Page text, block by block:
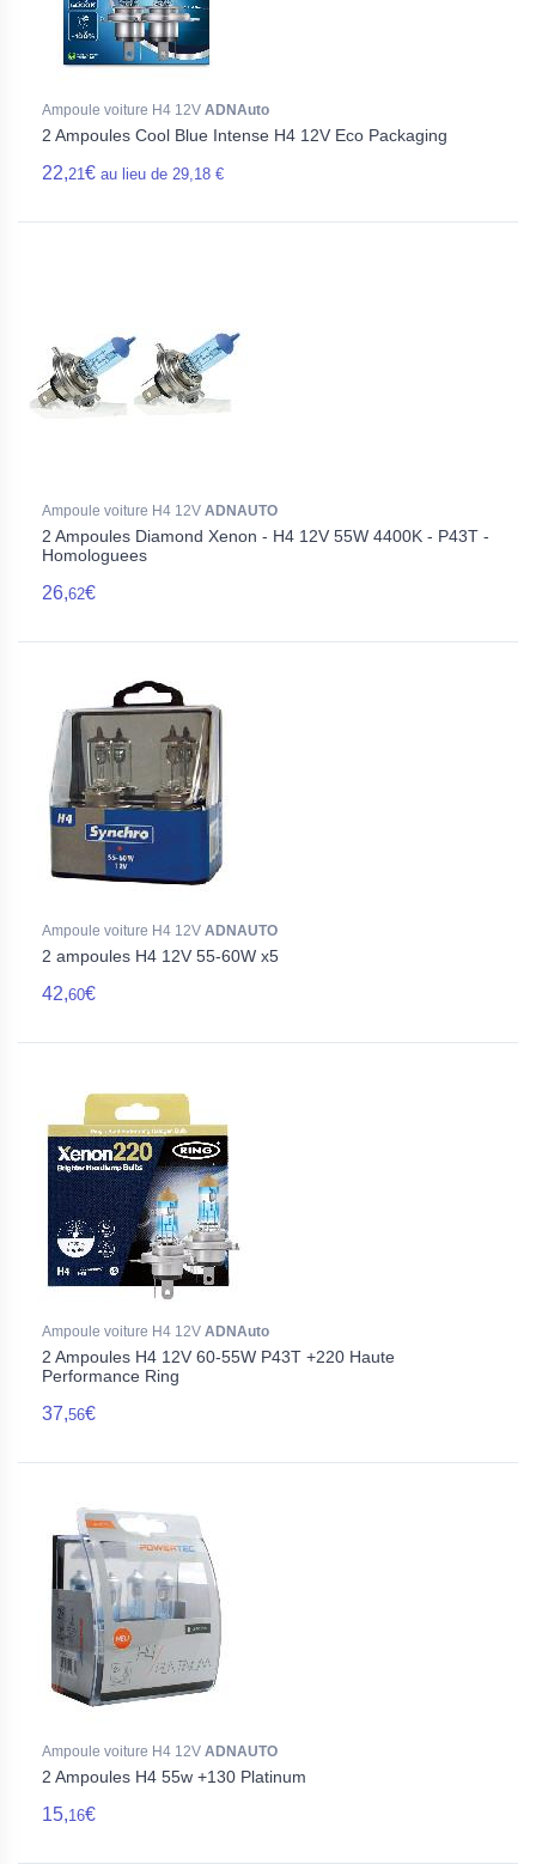
Ampoule voiture H4 12V ADNAuto
2 Ampoules Cool Blue Intense H4 12V Eco Packaging
22,21€ au lieu de 29,18 €
Ampoule voiture H4 12V ADNAUTO
2 Ampoules Diamond Xenon - H4 12V 55W 4400K - P43T -
Homologuees
26,62€
Ampoule voiture H4 12V ADNAUTO
2 ampoules H4 12V 55-60W x5
42,60€
Ampoule voiture H4 12V ADNAuto
2 Ampoules H4 12V 60-55W P43T +220 Haute
Performance Ring
37,56€
Ampoule voiture H4 12V ADNAUTO
2 Ampoules H4 55w +130 Platinum
15,16€